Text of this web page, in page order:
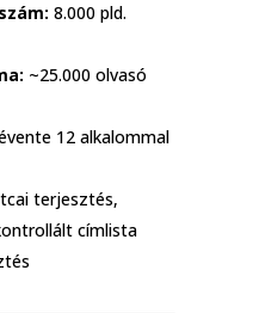
8.000 pld.
~25.000 olvasó
12 alkalommal
terjesztés,
címlista